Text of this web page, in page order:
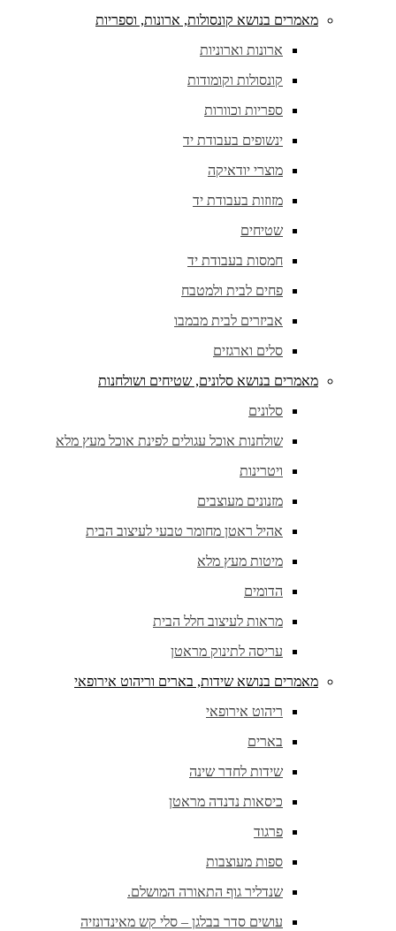
מאמרים בנושא קונסולות, ארונות, וספריות
ארונות וארוניות
קונסולות וקומודות
ספריות וכוורות
ינשופים בעבודת יד
מוצרי יודאיקה
מזוזות בעבודת יד
שטיחים
חמסות בעבודת יד
פחים לבית ולמטבח
אביזרים לבית מבמבו
סלים וארגזים
מאמרים בנושא סלונים, שטיחים ושולחנות
סלונים
שולחנות אוכל עגולים לפינת אוכל מעץ מלא
ויטרינות
מזנונים מעוצבים
אהיל ראטן מחומר טבעי לעיצוב הבית
מיטות מעץ מלא
הדומים
מראות לעיצוב חלל הבית
עריסה לתינוק מראטן
מאמרים בנושא שידות, בארים וריהוט אירופאי
ריהוט אירופאי
בארים
שידות לחדר שינה
כיסאות נדנדה מראטן
פרגוד
ספות מעוצבות
שנדליר גוף התאורה המושלם.
עושים סדר בבלגן – סלי קש מאינדונזיה